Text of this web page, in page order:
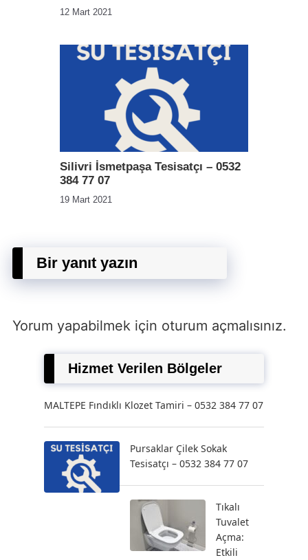
12 Mart 2021
Silivri İsmetpaşa Tesisatçı – 0532
384 77 07
19 Mart 2021
Bir yanıt yazın
Yorum yapabilmek için oturum açmalısınız.
Hizmet Verilen Bölgeler
MALTEPE Fındıklı Klozet Tamiri – 0532 384 77 07
Pursaklar Çilek Sokak
Tesisatçı – 0532 384 77 07
Tıkalı
Tuvalet
Açma:
Etkili